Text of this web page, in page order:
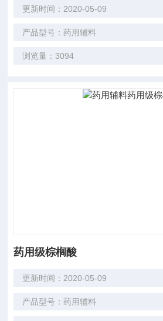
更新时间：2020-05-09
产品型号：药用辅料
浏览量：3094
药用级棕榈酸
更新时间：2020-05-09
产品型号：药用辅料